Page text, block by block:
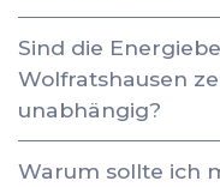
Sind die
Wolfratshausen
unabhängig?
Warum sollte ich